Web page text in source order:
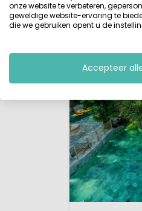
onze website te verbeteren,
geweldige website-ervaring te
die we gebruiken opent u de
Accepteer